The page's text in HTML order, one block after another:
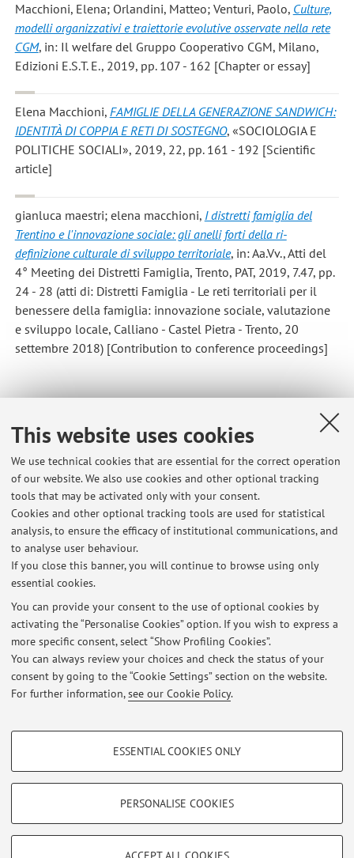
This website uses cookies
We use technical cookies that are essential for the correct operation
of our website. We also use cookies and other optional tracking
tools that may be activated only with your consent.
Cookies and other optional tracking tools are used for statistical
analysis, to ensure the efficacy of institutional communications, and
to analyse user behaviour.
If you close this banner, you will continue to browse using only
essential cookies.
You can provide your consent to the use of optional cookies by
activating the “Personalise Cookies” option. If you wish to express a
more specific consent, select “Show Profiling Cookies”.
You can always review your choices and check the status of your
consent by going to the “Cookie Settings” section on the website.
For further information,see our Cookie Policy.
PROFILING COOKIES - OPTIONAL
Show profiling cookies
TECHNICAL COOKIES - ESSENTIAL
ESSENTIAL COOKIES ONLY
PERSONALISE COOKIES
Macchioni, Elena; Orlandini, Matteo; Venturi, Paolo, Culture,
modelli organizzativi e traiettorie evolutive osservate nella rete
CGM, in: Il welfare del Gruppo Cooperativo CGM, Milano,
Edizioni E.S.T. E., 2019, pp. 107 - 162 [Chapter or essay]
Elena Macchioni, FAMIGLIE DELLA GENERAZIONE SANDWICH:
IDENTITÀ DI COPPIA E RETI DI SOSTEGNO, «SOCIOLOGIA E
POLITICHE SOCIALI», 2019, 22, pp. 161 - 192 [Scientific
article]
gianluca maestri; elena macchioni, I distretti famiglia del
Trentino e l'innovazione sociale: gli anelli forti della ri-
definizione culturale di sviluppo territoriale, in: Aa.Vv., Atti del
4° Meeting dei Distretti Famiglia, Trento, PAT, 2019, 7.47, pp.
24 - 28 (atti di: Distretti Famiglia - Le reti territoriali per il
benessere della famiglia: innovazione sociale, valutazione
e sviluppo locale, Calliano - Castel Pietra - Trento, 20
settembre 2018) [Contribution to conference proceedings]
Latest news
OCCUPAZIONE PH - LEZIONI del 16 ottobre
Published on: October 13 2025
Assenza per malattia 20 / 2
Published on: February 20 2025
CAMBIO AULA LEZIONE DEL GIOVEDI GLOBALIZZAZIONE DIVERSITA'
DISUGUAGLIANZE
Published on: February 12 2025
Restricted area
Loginto manage all website contents.